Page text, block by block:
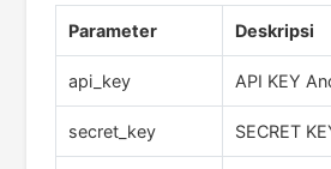
Parameter Deskripsi
api_key API KEY
secret_key SECRET